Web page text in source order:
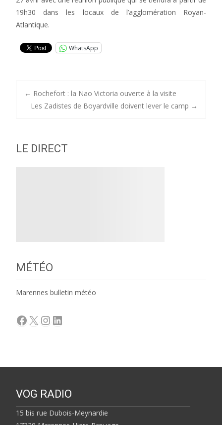
19h30 dans les locaux de l’agglomération Royan-
Atlantique.
WhatsApp
Post
← Rochefort : la Nao Victoria ouverte à la visite
Les Zadistes de Boyardville doivent lever le camp →
LE DIRECT
MÉTÉO
Marennes bulletin météo
Facebook
X Instagram
LinkedIn
VOG RADIO
15 bis rue Dubois-Meynardie